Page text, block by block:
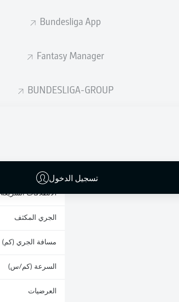
Bundesliga App
Fantasy Manager
BUNDESLIGA-GROUP
تسجيل الدخول
إحصائيات موسم 2026/2027
الانطلاقات السريعة
الجري المكثف
مسافة الجري (كم)
السرعة (كم/س)
العرضيات